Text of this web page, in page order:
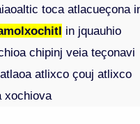
toca atlacueçona
in jquauhio
chipinj veia teçonavi
atlixco çouj atlixco
xochiova